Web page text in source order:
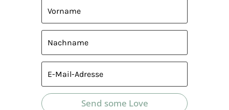
Send some Love